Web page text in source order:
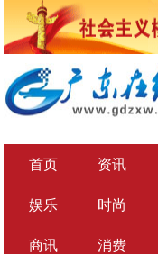
首页 资讯
娱乐 时尚
商讯 消费